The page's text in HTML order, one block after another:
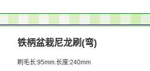
铁柄盆栽尼龙刷(弯)
刷毛长:95mm.长度:240mm